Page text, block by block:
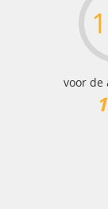
voor de